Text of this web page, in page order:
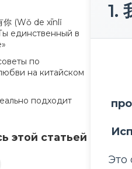
你 (Wǒ de xīnlǐ
единственный в
по
на китайском
подходит
этой статьей
1.
Это